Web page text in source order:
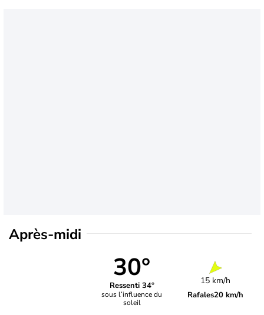
Après-midi
30°
Ressenti 34°
sous l’influence du
soleil
15 km/h
Rafales20 km/h